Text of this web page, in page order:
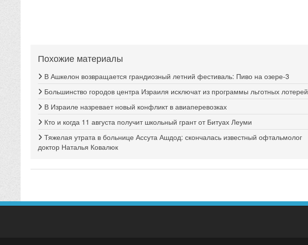
Похожие материалы
В Ашкелон возвращается грандиозный летний фестиваль: Пиво на озере-3
Большинство городов центра Израиля исключат из программы льготных лотерей
В Израиле назревает новый конфликт в авиаперевозках
Кто и когда 11 августа получит школьный грант от Битуах Леуми
Тяжелая утрата в больнице Ассута Ашдод: скончалась известный офтальмолог
доктор Наталья Ковалюк